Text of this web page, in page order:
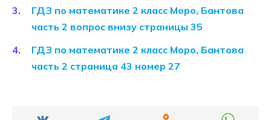
ГДЗ по математике 2 класс Моро, Бантова
часть 2 вопрос внизу страницы 35
ГДЗ по математике 2 класс Моро, Бантова
часть 2 страница 43 номер 27